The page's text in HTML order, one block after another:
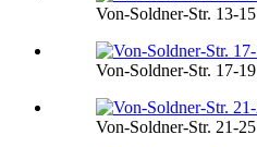
Von-Soldner-Str. 13-15
Von-Soldner-Str. 17-19
Von-Soldner-Str. 21-25